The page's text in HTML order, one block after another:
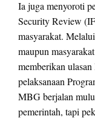
Ia juga menyoroti
Security Review
masyarakat.
maupun
memberikan
pelaksanaan
MBG berjalan
pemerintah, tapi